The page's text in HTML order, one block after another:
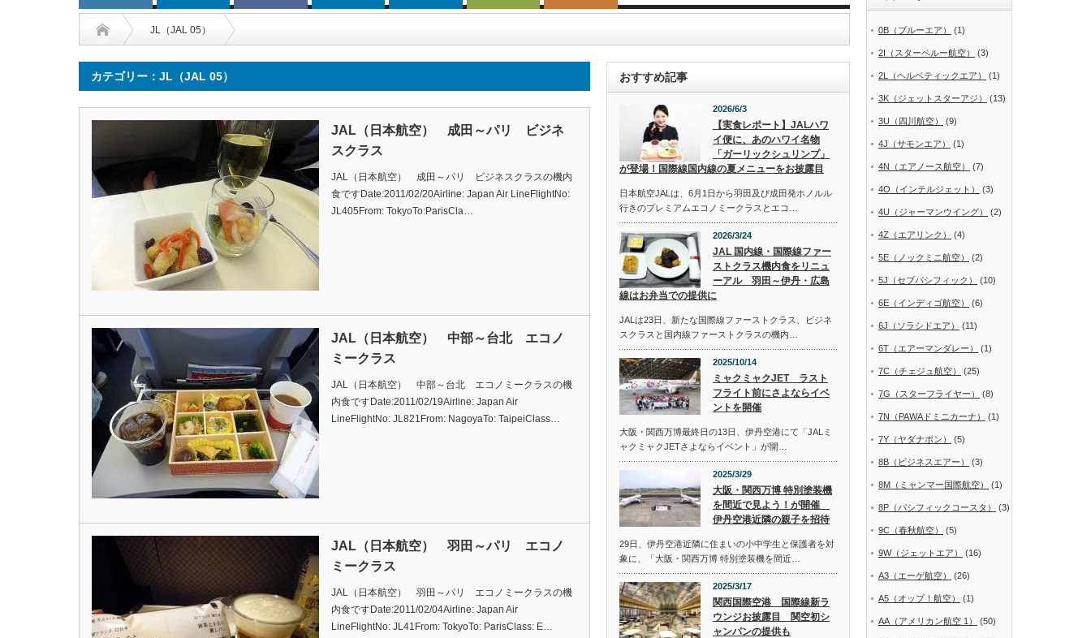
JL（JAL 05）
カテゴリー：JL（JAL 05）
JAL（日本航空） 成田～パリ ビジネ
スクラス
JAL（日本航空） 成田～パリ ビジネスクラスの機内
食ですDate:2011/02/20Airline: Japan Air LineFlightNo:
JL405From: TokyoTo:ParisCla…
JAL（日本航空） 中部～台北 エコノ
ミークラス
JAL（日本航空） 中部～台北 エコノミークラスの機
内食ですDate:2011/02/19Airline: Japan Air
LineFlightNo: JL821From: NagoyaTo: TaipeiClass…
JAL（日本航空） 羽田～パリ エコノ
ミークラス
JAL（日本航空） 羽田～パリ エコノミークラスの機
内食ですDate:2011/02/04Airline: Japan Air
LineFlightNo: JL41From: TokyoTo: ParisClass: E…
おすすめ記事
2026/6/3
【実食レポート】JALハワ
イ便に、あのハワイ名物
「ガーリックシュリンプ」
が登場！国際線国内線の夏メニューをお披露目
日本航空JALは、6月1日から羽田及び成田発ホノルル
行きのプレミアムエコノミークラスとエコ…
2026/3/24
JAL 国内線・国際線ファー
ストクラス機内食をリニュ
ーアル 羽田～伊丹・広島
線はお弁当での提供に
JALは23日、新たな国際線ファーストクラス、ビジネ
スクラスと国内線ファーストクラスの機内…
2025/10/14
ミャクミャクJET ラスト
フライト前にさよならイベ
ントを開催
大阪・関西万博最終日の13日、伊丹空港にて「JALミ
ャクミャクJETさよならイベント」が開…
2025/3/29
大阪・関西万博 特別塗装機
を間近で見よう！が開催
伊丹空港近隣の親子を招待
29日、伊丹空港近隣に住まいの小中学生と保護者を対
象に、「大阪・関西万博 特別塗装機を間近…
2025/3/17
関西国際空港 国際線新ラ
ウンジお披露目 関空初シ
ャンパンの提供も
0B（ブルーエア） (1)
2I（スターペルー航空） (3)
2L（ヘルベティックエア） (1)
3K（ジェットスターアジ） (13)
3U（四川航空） (9)
4J（サモンエア） (1)
4N（エアノース航空） (7)
4O（インテルジェット） (3)
4U（ジャーマンウイング） (2)
4Z（エアリンク） (4)
5E（ノックミニ航空） (2)
5J（セブパシフィック） (10)
6E（インディゴ航空） (6)
6J（ソラシドエア） (11)
6T（エアーマンダレー） (1)
7C（チェジュ航空） (25)
7G（スターフライヤー） (8)
7N（PAWAドミニカーナ） (1)
7Y（ヤダナポン） (5)
8B（ビジネスエアー） (3)
8M（ミャンマー国際航空） (1)
8P（パシフィックコースタ） (3)
9C（春秋航空） (5)
9W（ジェットエア） (16)
A3（エーゲ航空） (26)
A5（オップ！航空） (1)
AA（アメリカン航空 1） (50)